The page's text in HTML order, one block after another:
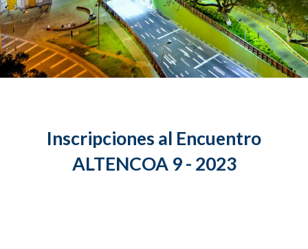
Inscripciones al Encuentro
ALTENCOA 9 - 2023